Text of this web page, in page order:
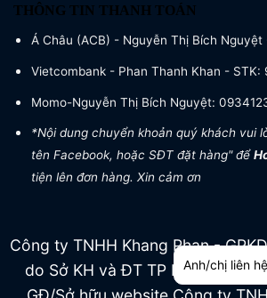
THÔNG TIN THANH TOÁN
Á Châu (ACB) - Nguyễn Thị Bích
Vietcombank - Phan Thanh Khan - STK:
Momo-Nguyễn Thị Bích Nguyệt:
*Nội dung chuyển khoản quý khách vui
tên Facebook, hoặc SĐT đặt hàng" để
tiện lên đơn hàng. Xin cảm ơn
Công ty TNHH Khang Phan -
do Sở KH và ĐT TP HCM cấp
Anh/chị liên